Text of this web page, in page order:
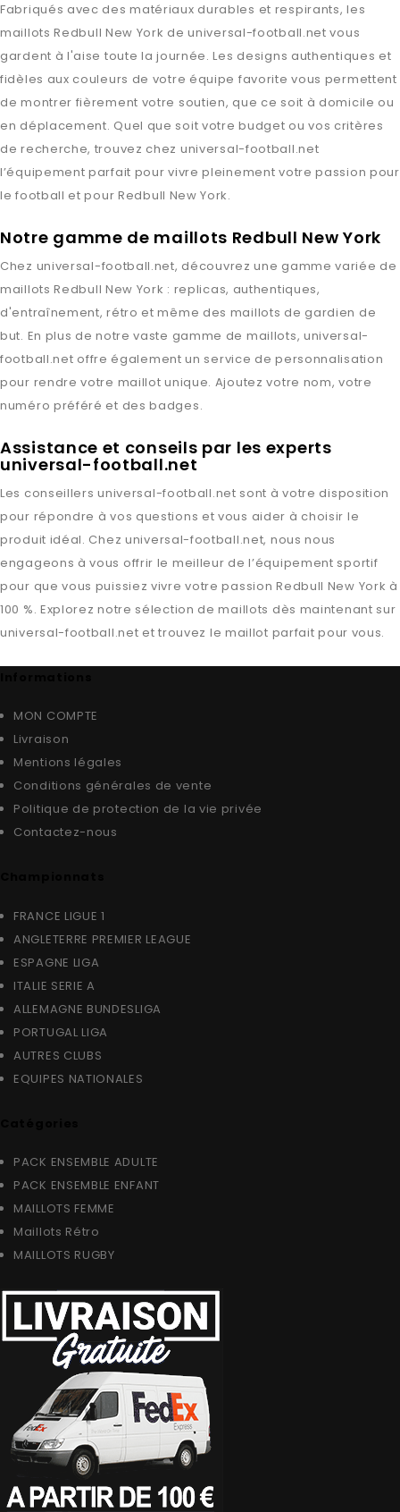
Fabriqués avec des matériaux durables et respirants, les
maillotsRedbull New York deuniversal-football.net vous
gardent à l'aise toute la journée. Les designs authentiques et
fidèles aux couleurs de votre équipe favorite vous permettent
de montrer fièrement votre soutien, que ce soit à domicile ou
en déplacement. Quel que soit votre budget ou vos critères
de recherche, trouvez chez universal-football.net
l’équipement parfait pour vivre pleinement votre passion pour
le football et pour Redbull New York.
Notre gamme de maillots Redbull New York
Chez universal-football.net, découvrez une gamme variée de
maillotsRedbull New York : replicas, authentiques,
d'entraînement, rétro et même des maillots de gardien de
but. En plus de notre vaste gamme de maillots, universal-
football.net offre également un service de personnalisation
pour rendre votre maillot unique. Ajoutez votre nom, votre
numéro préféré et des badges.
Assistance et conseils par les experts
universal-football.net
Les conseillersuniversal-football.net sont à votre disposition
pour répondre à vos questions et vous aider à choisir le
produit idéal. Chez universal-football.net, nous nous
engageons à vous offrir le meilleur de l’équipement sportif
pour que vous puissiez vivre votre passionRedbull New York à
100 %. Explorez notre sélection de maillots dès maintenant sur
universal-football.net et trouvez le maillot parfait pour vous.
MON COMPTE
Livraison
Mentions légales
Conditions générales de vente
Politique de protection de la vie privée
Contactez-nous
FRANCE LIGUE 1
ANGLETERRE PREMIER LEAGUE
ESPAGNE LIGA
ITALIE SERIE A
ALLEMAGNE BUNDESLIGA
PORTUGAL LIGA
AUTRES CLUBS
EQUIPES NATIONALES
PACK ENSEMBLE ADULTE
PACK ENSEMBLE ENFANT
MAILLOTS FEMME
Maillots Rétro
MAILLOTS RUGBY